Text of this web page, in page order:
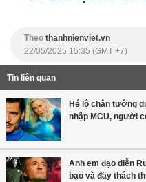
Theo thanhnienviet.vn
22/05/2025 15:35 (GMT +7)
Tin liên quan
Hé lộ chân tướng
nhập MCU, người
Anh em đạo diễn
bạo và đầy thách